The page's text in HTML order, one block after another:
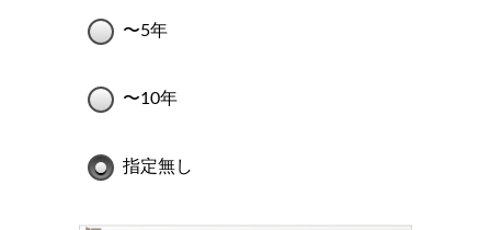
〜5年
〜10年
指定無し